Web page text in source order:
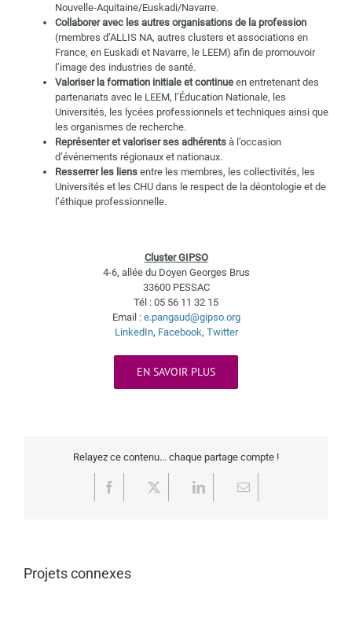
Nouvelle-Aquitaine/Euskadi/Navarre.
Collaborer avec les autres organisations de la profession
(membres d’ALLIS NA, autres clusters et associations en
France, en Euskadi et Navarre, le LEEM) afin de promouvoir
l’image des industries de santé.
Valoriser la formation initiale et continue en entretenant des
partenariats avec le LEEM, l’Éducation Nationale, les
Universités, les lycées professionnels et techniques ainsi que
les organismes de recherche.
Représenter et valoriser ses adhérents à l’occasion
d’événements régionaux et nationaux.
Resserrer les liens entre les membres, les collectivités, les
Universités et les CHU dans le respect de la déontologie et de
l’éthique professionnelle.
Cluster GIPSO
4-6, allée du Doyen Georges Brus
33600 PESSAC
Tél : 05 56 11 32 15
Email : e.pangaud@gipso.org
LinkedIn, Facebook, Twitter
EN SAVOIR PLUS
Relayez ce contenu... chaque partage compte !
Facebook LinkedInEmail
Projets connexes